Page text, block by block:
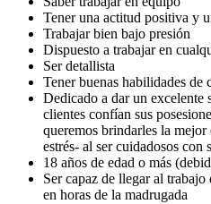
Tener una actitud positiva y
Trabajar bien bajo presión
Dispuesto a trabajar en
Ser detallista
Tener buenas habilidades de
Dedicado a dar un excelente
clientes confían sus
queremos brindarles la
estrés- al ser cuidadosos con
18 años de edad o más
Ser capaz de llegar al
en horas de la madrugada